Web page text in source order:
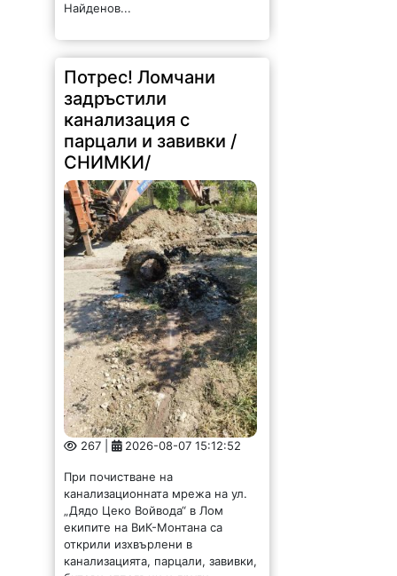
Найденов...
Потрес! Ломчани
задръстили
канализация с
парцали и завивки /
СНИМКИ/
267 | 2026-08-07 15:12:52
При почистване на
канализационната мрежа на ул.
„Дядо Цеко Войвода“ в Лом
екипите на ВиК-Монтана са
открили изхвърлени в
канализацията, парцали, завивки,